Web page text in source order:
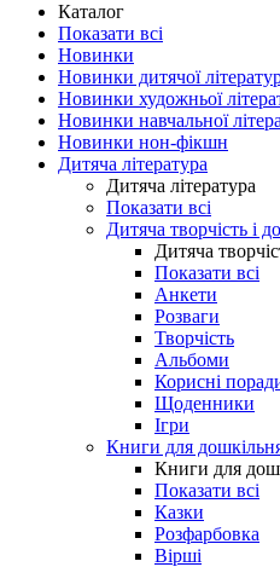
Каталог
Показати всі
Новинки
Новинки дитячої
Новинки художньої
Новинки навчальної
Новинки нон-фікшн
Дитяча література
Дитяча література
Показати всі
Дитяча творчість і
Дитяча
Показати всі
Анкети
Розваги
Творчість
Альбоми
Корисні
Щоденники
Ігри
Книги для
Книги для
Показати всі
Казки
Розфарбовка
Вірші